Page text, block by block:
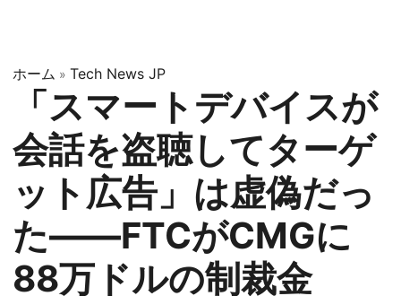
ホーム » Tech News JP
「スマートデバイスが
会話を盗聴してターゲ
ット広告」は虚偽だっ
た——FTCがCMGに
88万ドルの制裁金